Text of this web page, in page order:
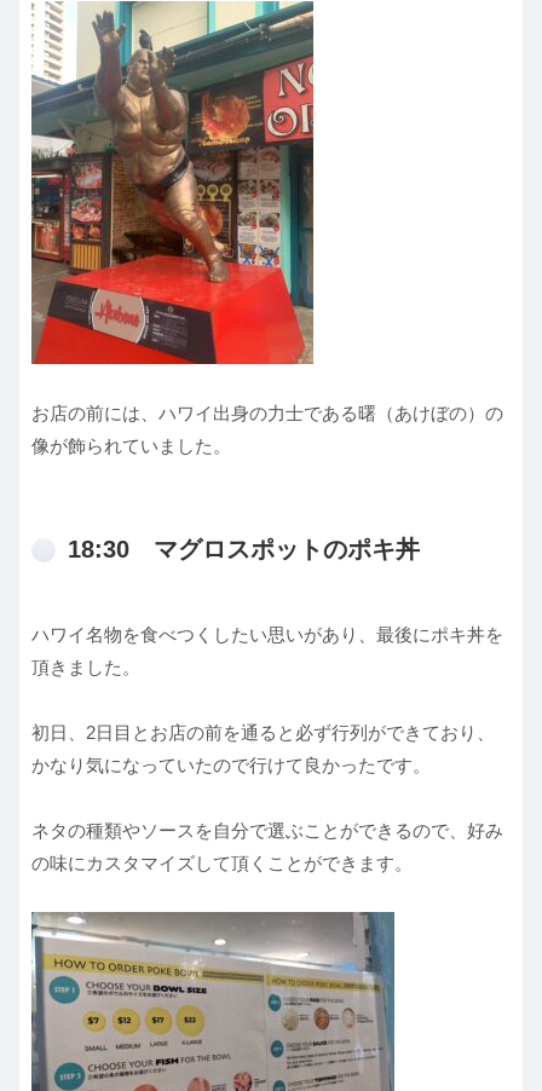
お店の前には、ハワイ出身の力士である曙（あけぼの）の
像が飾られていました。
18:30 マグロスポットのポキ丼
ハワイ名物を食べつくしたい思いがあり、最後にポキ丼を
頂きました。
初日、2日目とお店の前を通ると必ず行列ができており、
かなり気になっていたので行けて良かったです。
ネタの種類やソースを自分で選ぶことができるので、好み
の味にカスタマイズして頂くことができます。